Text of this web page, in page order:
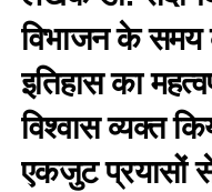
विभाजन के समय
इतिहास का
विश्वास व्यक्त
एकजुट प्रयासों